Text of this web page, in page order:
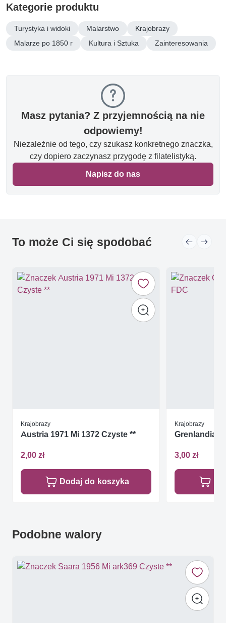
Kategorie produktu
Turystyka i widoki Malarstwo
Krajobrazy
Malarze po 1850 r
Kultura i Sztuka Zainteresowania
Masz pytania? Z przyjemnością na nie
odpowiemy!
Niezależnie od tego, czy szukasz konkretnego znaczka,
czy dopiero zaczynasz przygodę z filatelistyką.
Napisz do nas
To może Ci się spodobać
Krajobrazy
Austria 1971 Mi 1372 Czyste **
2,00 zł
Dodaj do koszyka
Krajobrazy
Grenlandia
3,00 zł
Podobne walory